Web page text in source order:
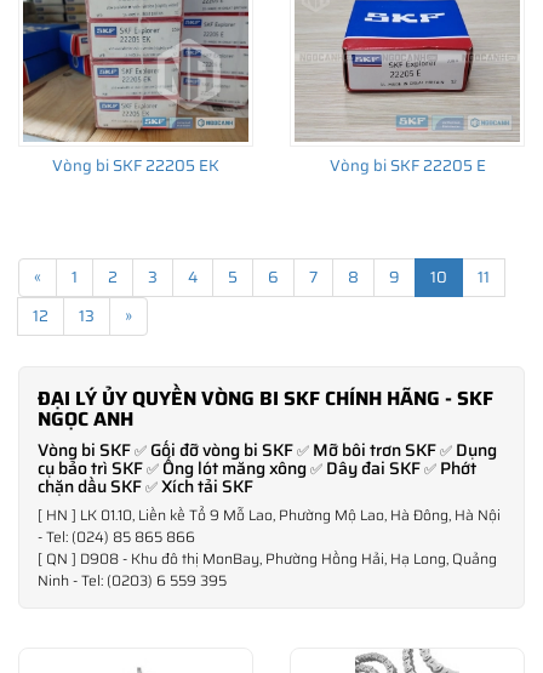
Vòng bi SKF 22205 EK Vòng bi SKF 22205 E
« 1 2 3 4 5 6 7 8 9 10
11
12
13 »
ĐẠI LÝ ỦY QUYỀN VÒNG BI SKF CHÍNH HÃNG - SKF
NGỌC ANH
Vòng bi SKF✅ Gối đỡ vòng bi SKF✅ Mỡ bôi trơn SKF✅ Dụng
cụ bảo trì SKF✅ Ống lót măng xông✅ Dây đai SKF✅ Phớt
chặn dầu SKF✅Xích tải SKF
[ HN ] LK 01.10, Liền kề Tổ 9 Mỗ Lao, Phường Mộ Lao, Hà Đông, Hà Nội
- Tel: (024) 85 865 866
[ QN ] D908 - Khu đô thị MonBay, Phường Hồng Hải, Hạ Long, Quảng
Ninh - Tel: (0203) 6 559 395